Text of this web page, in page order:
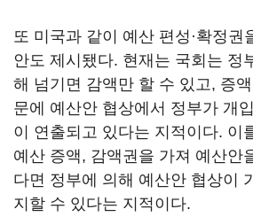
또 미국과 같이 예산 편성·확정권
안도 제시됐다. 현재는 국회는 정
해 넘기면 감액만 할 수 있고, 증
문에 예산안 협상에서 정부가 개
이 연출되고 있다는 지적이다. 이
예산 증액, 감액권을 가져 예산안
다면 정부에 의해 예산안 협상이
지할 수 있다는 지적이다.